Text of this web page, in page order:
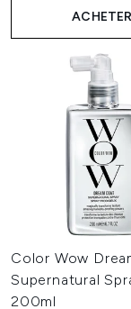
ACHETER
Color Wow
Supernatural
200ml